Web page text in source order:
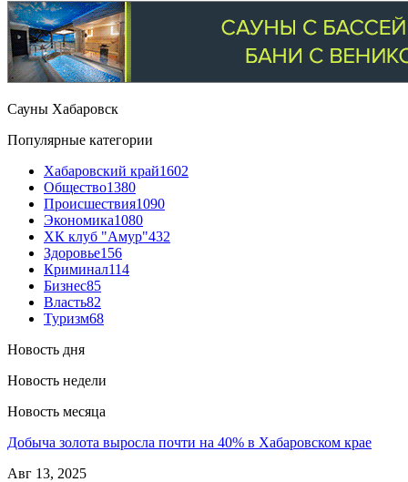
Сауны Хабаровск
Популярные категории
Хабаровский край1602
Общество1380
Происшествия1090
Экономика1080
ХК клуб "Амур"432
Здоровье156
Криминал114
Бизнес85
Власть82
Туризм68
Новость дня
Новость недели
Новость месяца
Добыча золота выросла почти на 40% в Хабаровском крае
Авг 13, 2025